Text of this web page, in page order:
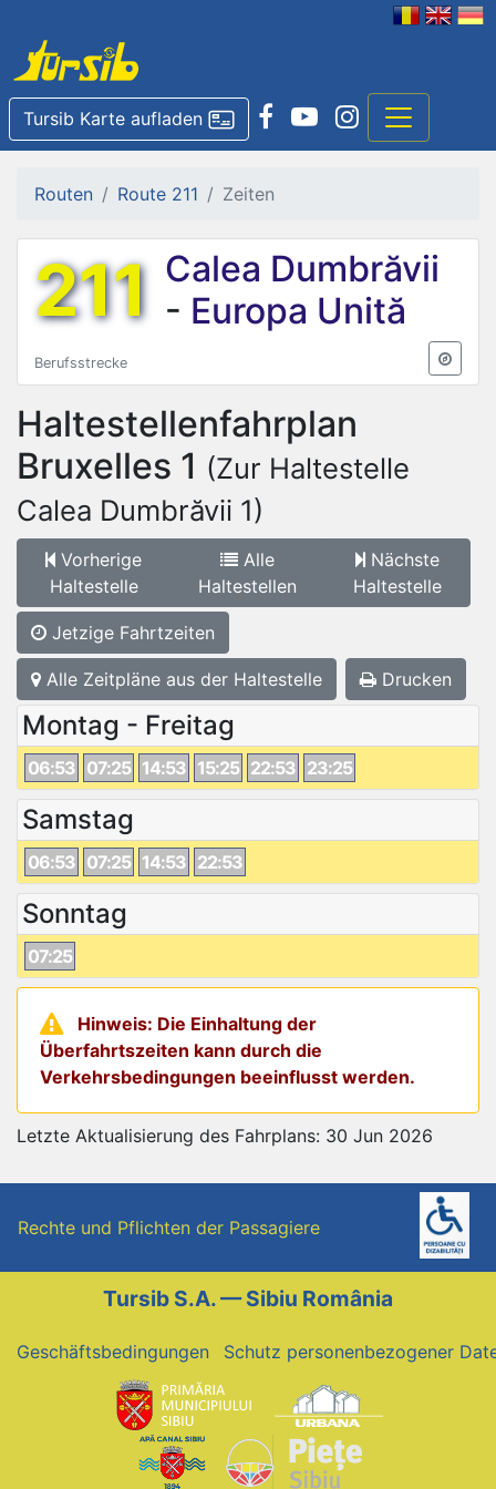
Tursib Karte aufladen
Routen Route 211 Zeiten
211 Calea Dumbrăvii
- Europa Unită
Berufsstrecke
Haltestellenfahrplan
Bruxelles 1 (Zur Haltestelle
Calea Dumbrăvii 1)
Vorherige
Haltestelle
Alle
Haltestellen
Nächste
Haltestelle
Jetzige Fahrtzeiten
Alle Zeitpläne aus der Haltestelle Drucken
Montag - Freitag
06:53 07:25 14:53 15:25 22:53 23:25
Samstag
06:53 07:25 14:53 22:53
Sonntag
07:25
Hinweis: Die Einhaltung der
Überfahrtszeiten kann durch die
Verkehrsbedingungen beeinflusst werden.
Letzte Aktualisierung des Fahrplans: 30 Jun 2026
Rechte und Pflichten der Passagiere
Tursib S.A. — Sibiu România
Geschäftsbedingungen Schutz personenbezogener